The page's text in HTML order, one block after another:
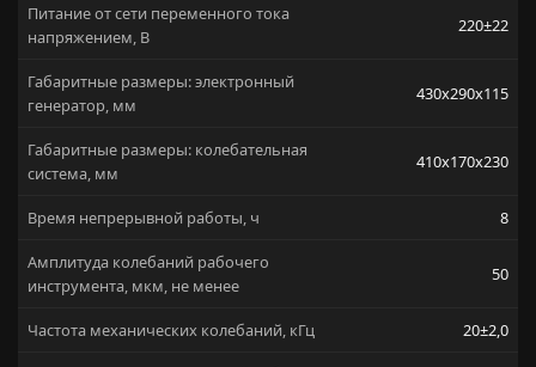
Питание от сети переменного тока
напряжением, В
220±22
Габаритные размеры: электронный
генератор, мм
430х290х115
Габаритные размеры: колебательная
система, мм
410х170х230
Время непрерывной работы, ч 8
Амплитуда колебаний рабочего
инструмента, мкм, не менее
50
Частота механических колебаний, кГц 20±2,0